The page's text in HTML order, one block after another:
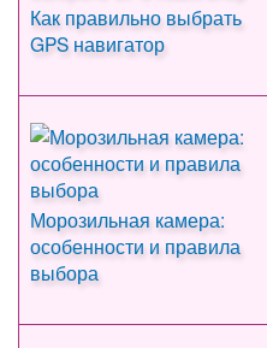
Как правильно выбрать
GPS навигатор
Морозильная камера:
особенности и правила
выбора